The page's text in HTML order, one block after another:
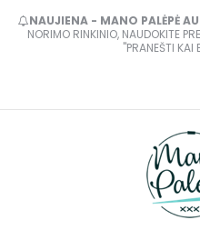
NAUJIENA - MANO PALĖPĖ
NORIMO RINKINIO, NAUDOKITE
"PRANEŠTI KAI